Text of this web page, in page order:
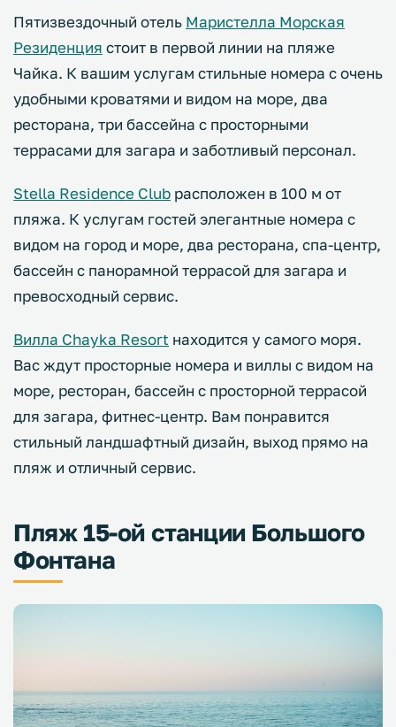
Пятизвездочный отель Маристелла Морская
Резиденция стоит в первой линии на пляже
Чайка. К вашим услугам стильные номера с очень
удобными кроватями и видом на море, два
ресторана, три бассейна с просторными
террасами для загара и заботливый персонал.
Stella Residence Club расположен в 100 м от
пляжа. К услугам гостей элегантные номера с
видом на город и море, два ресторана, спа-центр,
бассейн с панорамной террасой для загара и
превосходный сервис.
Вилла Chayka Resort находится у самого моря.
Вас ждут просторные номера и виллы с видом на
море, ресторан, бассейн с просторной террасой
для загара, фитнес-центр. Вам понравится
стильный ландшафтный дизайн, выход прямо на
пляж и отличный сервис.
Пляж 15-ой станции Большого
Фонтана